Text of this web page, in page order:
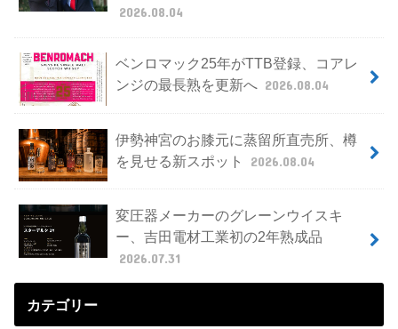
2026.08.04
ベンロマック25年がTTB登録、コアレ
ンジの最長熟を更新へ 2026.08.04
伊勢神宮のお膝元に蒸留所直売所、樽
を見せる新スポット
2026.08.04
変圧器メーカーのグレーンウイスキ
ー、吉田電材工業初の2年熟成品
2026.07.31
カテゴリー